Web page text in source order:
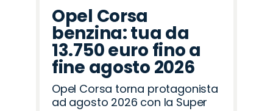
Opel Corsa
benzina: tua da
13.750 euro fino a
fine agosto 2026
Opel Corsa torna protagonista
ad agosto 2026 con la Super